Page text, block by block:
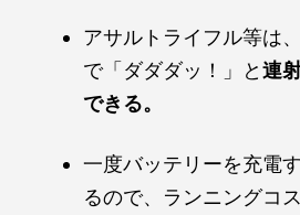
アサルトライフル等は
で「ダダダッ！」と連
できる。
一度バッテリーを充電
るので、ランニングコ